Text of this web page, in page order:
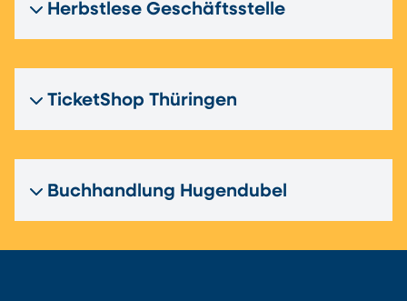
Herbstlese Geschäftsstelle
TicketShop Thüringen
Buchhandlung Hugendubel